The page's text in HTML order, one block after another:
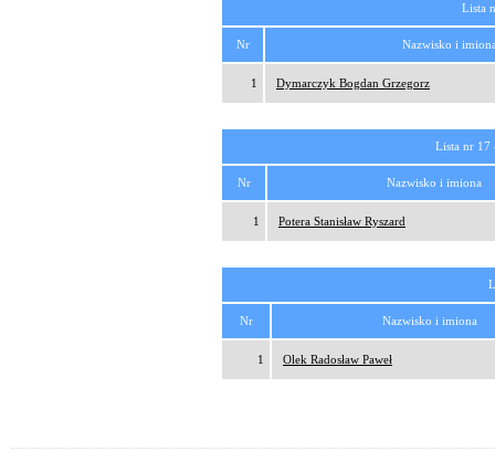
Lista
Nr Nazwisko i
1 Dymarczyk Bogdan Grzegorz
Lista nr
Nr Nazwisko i imiona
1 Potera Stanisław Ryszard
Nr Nazwisko i imiona
1 Olek Radosław Paweł